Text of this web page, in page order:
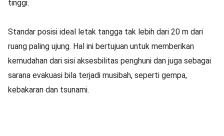
tinggi.
Standar posisi ideal letak tangga tak lebih dari 20 m dari
ruang paling ujung. Hal ini bertujuan untuk memberikan
kemudahan dari sisi aksesbilitas penghuni dan juga sebagai
sarana evakuasi bila terjadi musibah, seperti gempa,
kebakaran dan tsunami.